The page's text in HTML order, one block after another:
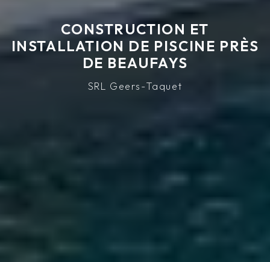
CONSTRUCTION ET
INSTALLATION DE PISCINE PRÈS
DE BEAUFAYS
SRL Geers-Taquet